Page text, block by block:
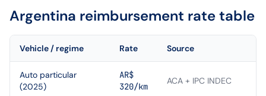
Argentina reimbursement rate table
Vehicle / regime Rate Source
Auto particular
(2025)
AR$
320/km
ACA + IPC INDEC